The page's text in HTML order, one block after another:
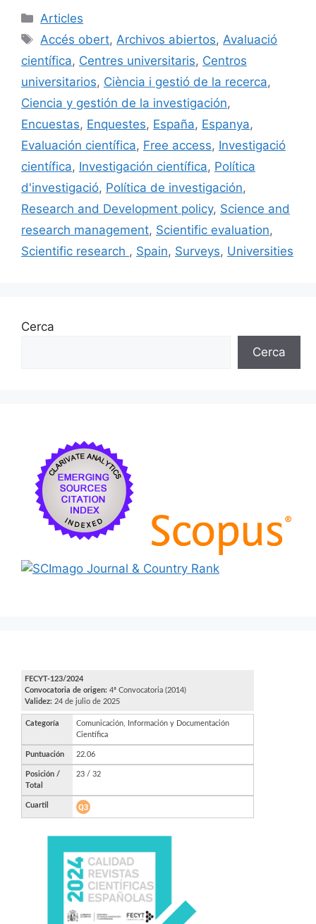
c
e
b
o
o
k
ai
l
s
k
y
e
dI
n
p
ar
te
ix
Categories
Articles
Etiquetes
Accés obert, Archivos abiertos, Avaluació
científica, Centres universitaris, Centros
universitarios, Ciència i gestió de la recerca,
Ciencia y gestión de la investigación,
Encuestas, Enquestes, España, Espanya,
Evaluación científica, Free access, Investigació
científica, Investigación científica, Política
d'investigació, Política de investigación,
Research and Development policy, Science and
research management, Scientific evaluation,
Scientific research , Spain, Surveys, Universities
Cerca
Cerca